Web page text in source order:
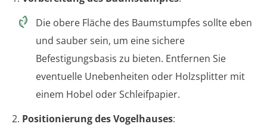
Die obere Fläche des Baumstumpfes sollte eben
und sauber sein, um eine sichere
Befestigungsbasis zu bieten. Entfernen Sie
eventuelle Unebenheiten oder Holzsplitter mit
einem Hobel oder Schleifpapier.
2. Positionierung des Vogelhauses: